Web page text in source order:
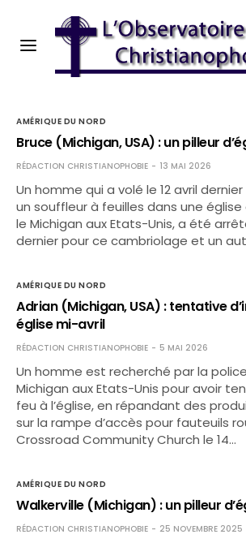
AMÉRIQUE DU NORD
Bruce (Michigan, USA) : un pilleur
RÉDACTION CHRISTIANOPHOBIE 13 MAI 2026
Un homme qui a volé le 12 avril
un souffleur à feuilles dans une église
le Michigan aux Etats-Unis, a été
dernier pour ce cambriolage et un
AMÉRIQUE DU NORD
Adrian (Michigan, USA) : tentative
église mi-avril
RÉDACTION CHRISTIANOPHOBIE 5 MAI 2026
Un homme est recherché par la
Michigan aux Etats-Unis pour avoir
feu à l’église, en répandant des
sur la rampe d’accès pour fauteuils
Crossroad Community Church le 14…
AMÉRIQUE DU NORD
Walkerville (Michigan) : un pilleur
RÉDACTION CHRISTIANOPHOBIE 25 NOVEMBRE 2025